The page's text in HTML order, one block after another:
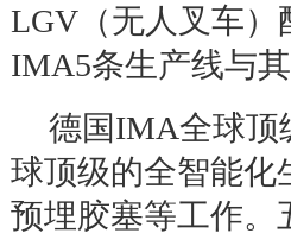
LGV （无人叉车）
IMA5条生产线与
德国IMA全球顶
球顶级的全智能化
预埋胶塞等工作。